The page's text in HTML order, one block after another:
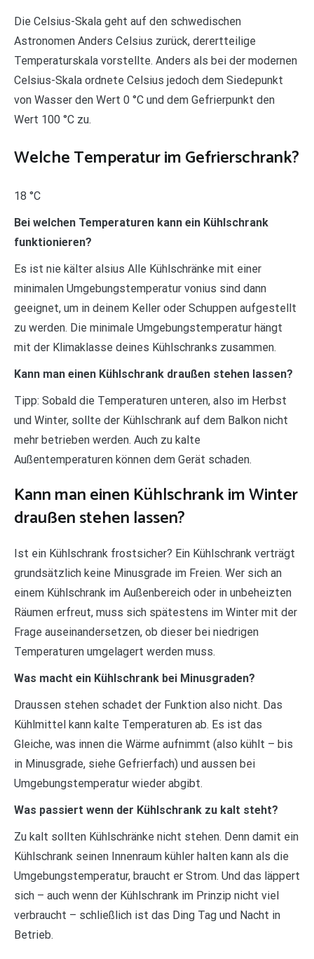
Die Celsius-Skala geht auf den schwedischen
Astronomen Anders Celsius zurück, derertteilige
Temperaturskala vorstellte. Anders als bei der modernen
Celsius-Skala ordnete Celsius jedoch dem Siedepunkt
von Wasser den Wert 0 °C und dem Gefrierpunkt den
Wert 100 °C zu.
Welche Temperatur im Gefrierschrank?
18 °C
Bei welchen Temperaturen kann ein Kühlschrank
funktionieren?
Es ist nie kälter alsius Alle Kühlschränke mit einer
minimalen Umgebungstemperatur vonius sind dann
geeignet, um in deinem Keller oder Schuppen aufgestellt
zu werden. Die minimale Umgebungstemperatur hängt
mit der Klimaklasse deines Kühlschranks zusammen.
Kann man einen Kühlschrank draußen stehen lassen?
Tipp: Sobald die Temperaturen unteren, also im Herbst
und Winter, sollte der Kühlschrank auf dem Balkon nicht
mehr betrieben werden. Auch zu kalte
Außentemperaturen können dem Gerät schaden.
Kann man einen Kühlschrank im Winter
draußen stehen lassen?
Ist ein Kühlschrank frostsicher? Ein Kühlschrank verträgt
grundsätzlich keine Minusgrade im Freien. Wer sich an
einem Kühlschrank im Außenbereich oder in unbeheizten
Räumen erfreut, muss sich spätestens im Winter mit der
Frage auseinandersetzen, ob dieser bei niedrigen
Temperaturen umgelagert werden muss.
Was macht ein Kühlschrank bei Minusgraden?
Draussen stehen schadet der Funktion also nicht. Das
Kühlmittel kann kalte Temperaturen ab. Es ist das
Gleiche, was innen die Wärme aufnimmt (also kühlt – bis
in Minusgrade, siehe Gefrierfach) und aussen bei
Umgebungstemperatur wieder abgibt.
Was passiert wenn der Kühlschrank zu kalt steht?
Zu kalt sollten Kühlschränke nicht stehen. Denn damit ein
Kühlschrank seinen Innenraum kühler halten kann als die
Umgebungstemperatur, braucht er Strom. Und das läppert
sich – auch wenn der Kühlschrank im Prinzip nicht viel
verbraucht – schließlich ist das Ding Tag und Nacht in
Betrieb.